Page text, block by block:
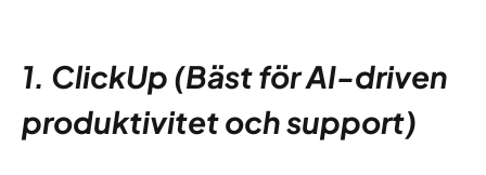
1. ClickUp (Bäst för AI-driven
produktivitet och support)